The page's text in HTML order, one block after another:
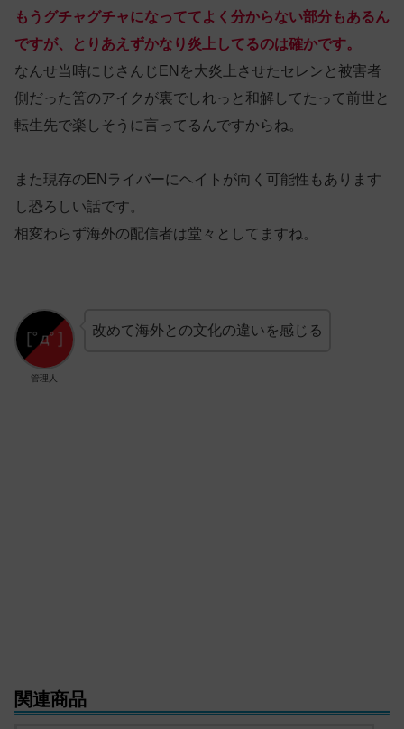
もうグチャグチャになっててよく分からない部分もあるん
ですが、とりあえずかなり炎上してるのは確かです。
なんせ当時にじさんじENを大炎上させたセレンと被害者
側だった筈のアイクが裏でしれっと和解してたって前世と
転生先で楽しそうに言ってるんですからね。
また現存のENライバーにヘイトが向く可能性もあります
し恐ろしい話です。
相変わらず海外の配信者は堂々としてますね。
管理人
改めて海外との文化の違いを感じる
関連商品